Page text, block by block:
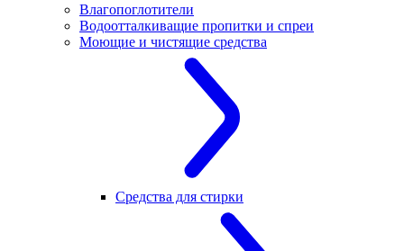
Влагопоглотители
Водоотталкиващие пропитки и спреи
Моющие и чистящие средства
Средства для стирки